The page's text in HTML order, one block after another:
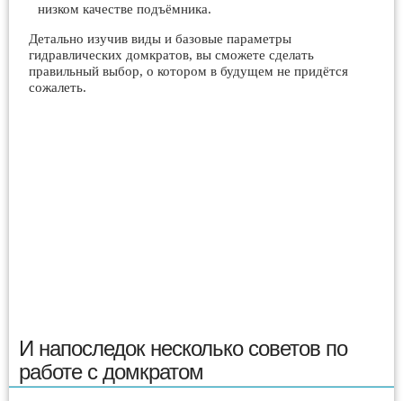
низком качестве подъёмника.
Детально изучив виды и базовые параметры
гидравлических домкратов, вы сможете сделать
правильный выбор, о котором в будущем не придётся
сожалеть.
И напоследок несколько советов по
работе с домкратом